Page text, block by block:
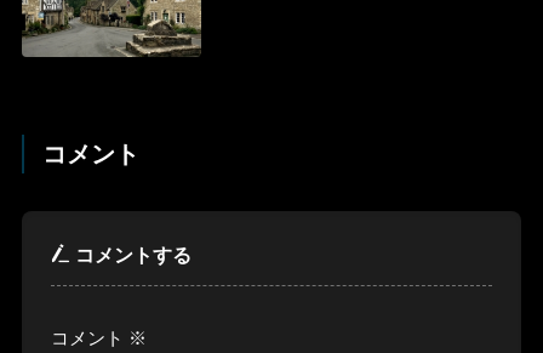
コメント
コメントする
コメント ※